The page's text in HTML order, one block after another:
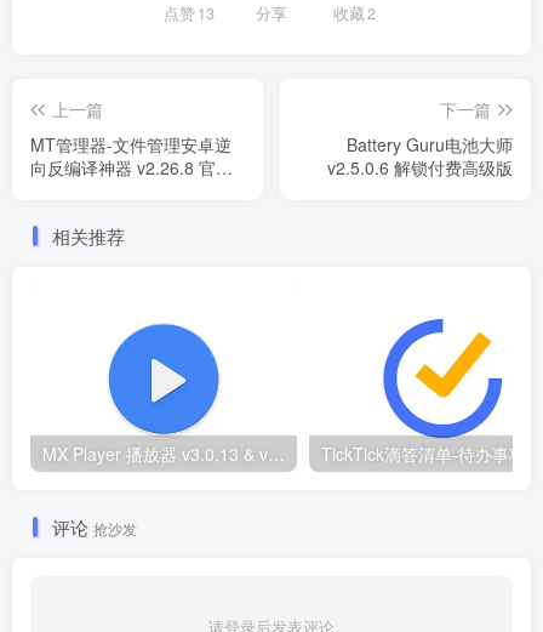
点赞13 分享 收藏2
上一篇
MT管理器-文件管理安卓逆
向反编译神器 v2.26.8 官方
下一篇
Battery Guru电池大师
v2.5.0.6 解锁付费高级版
相关推荐
MX Player 播放器 v3.0.13 & v1.86.0纪念版 去广告解锁Pro专业版
评论 抢沙发
请登录后发表评论